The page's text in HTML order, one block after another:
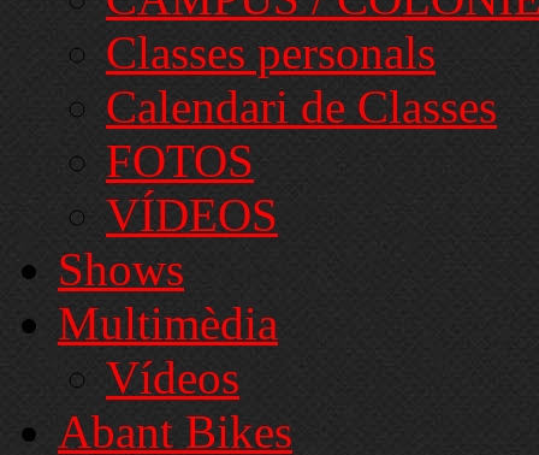
Classes personals
Calendari de Classes
FOTOS
VÍDEOS
Shows
Multimèdia
Vídeos
Abant Bikes